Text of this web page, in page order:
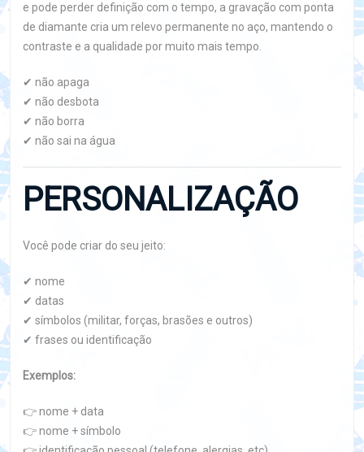
e pode perder definição com o tempo, a gravação com ponta
de diamante cria um relevo permanente no aço, mantendo o
contraste e a qualidade por muito mais tempo.
✔ não apaga
✔ não desbota
✔ não borra
✔ não sai na água
PERSONALIZAÇÃO
Você pode criar do seu jeito:
✔ nome
✔ datas
✔ símbolos (militar, forças, brasões e outros)
✔ frases ou identificação
Exemplos:
👉 nome + data
👉 nome + símbolo